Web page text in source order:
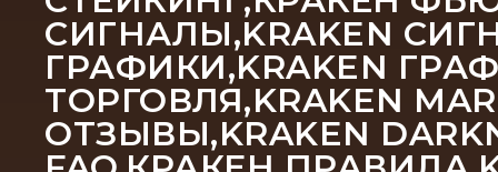
СИГНАЛЫ,KRAKEN
ГРАФИКИ,KRAKEN
ТОРГОВЛЯ,KRAKEN
ОТЗЫВЫ,KRAKEN